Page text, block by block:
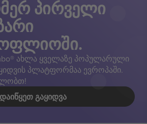
პირველი
ახლა ყველაზე პოპულარული
პლატფორმაა ევროპაში.
ᲓᲐᲘᲬᲧᲔᲗ ᲒᲐᲧᲘᲓᲕᲐ